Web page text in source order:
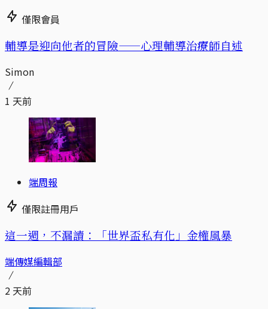
僅限會員
輔導是迎向他者的冒險——心理輔導治療師自述
Simon
1 天前
端周報
僅限註冊用戶
這一週，不漏讀：「世界盃私有化」金權風暴
端傳媒編輯部
2 天前